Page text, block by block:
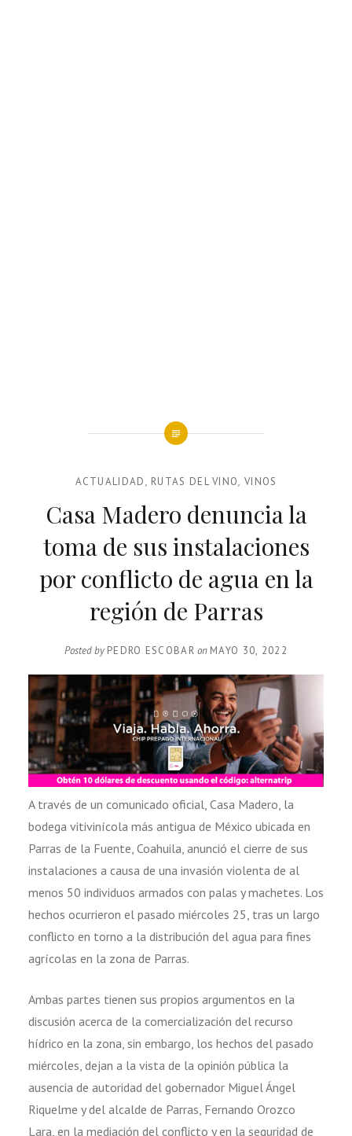
ACTUALIDAD, RUTAS DEL VINO, VINOS
Casa Madero denuncia la
toma de sus instalaciones
por conflicto de agua en la
región de Parras
Posted by PEDRO ESCOBAR on MAYO 30, 2022
A través de un comunicado oficial, Casa Madero, la
bodega vitivinícola más antigua de México ubicada en
Parras de la Fuente, Coahuila, anunció el cierre de sus
instalaciones a causa de una invasión violenta de al
menos 50 individuos armados con palas y machetes. Los
hechos ocurrieron el pasado miércoles 25, tras un largo
conflicto en torno a la distribución del agua para fines
agrícolas en la zona de Parras.
Ambas partes tienen sus propios argumentos en la
discusión acerca de la comercialización del recurso
hídrico en la zona, sin embargo, los hechos del pasado
miércoles, dejan a la vista de la opinión pública la
ausencia de autoridad del gobernador Miguel Ángel
Riquelme y del alcalde de Parras, Fernando Orozco
Lara, en la mediación del conflicto y en la seguridad de